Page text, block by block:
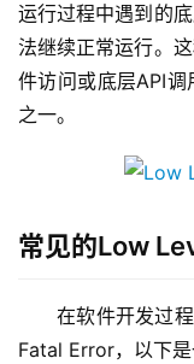
运行过程中遇到的
法继续正常运行。
件访问或底层API
之一。
常见的Low
在软件开发过
Fatal Error，以下是